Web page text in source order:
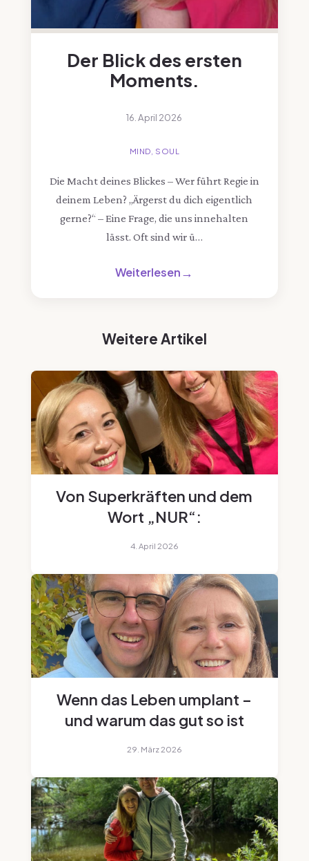
Der Blick des ersten
Moments.
16. April 2026
MIND, SOUL
Die Macht deines Blickes – Wer führt Regie in
deinem Leben? „Ärgerst du dich eigentlich
gerne?“ – Eine Frage, die uns innehalten
lässt. Oft sind wir ü…
Weiterlesen
Weitere Artikel
Von Superkräften und dem
Wort „NUR“:
4. April 2026
Wenn das Leben umplant –
und warum das gut so ist
29. März 2026